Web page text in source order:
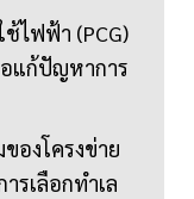
ไฟฟ้า (PCG)
แก้ปัญหาการ
องโครงข่าย
รเลือกทำเล